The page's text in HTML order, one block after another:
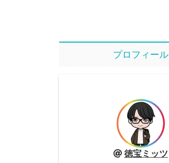
プロフィール
徳宝ミッツ